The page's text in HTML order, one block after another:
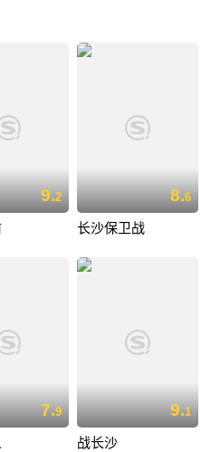
9.2 8.6
长沙保卫战
7.9 9.1
战长沙